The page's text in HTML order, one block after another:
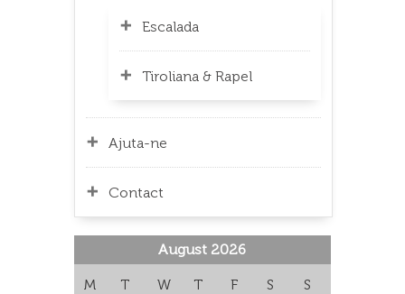
Escalada
Tiroliana & Rapel
Ajuta-ne
Contact
August 2026
M T W T F S S